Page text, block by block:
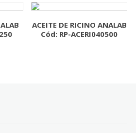
ACEITE DE RICINO ANALAB
Cód: RP-ACERI040500